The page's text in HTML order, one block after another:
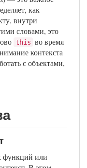
как
внутри
словами, это
this во время
контекста
с объектами,
функций или